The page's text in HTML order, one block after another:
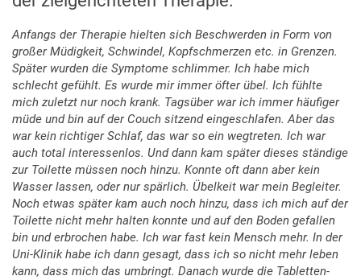
Anfangs der Therapie hielten sich Beschwerden in Form von
großer Müdigkeit, Schwindel, Kopfschmerzen etc. in Grenzen.
Später wurden die Symptome schlimmer. Ich habe mich
schlecht gefühlt. Es wurde mir immer öfter übel. Ich fühlte
mich zuletzt nur noch krank. Tagsüber war ich immer häufiger
müde und bin auf der Couch sitzend eingeschlafen. Aber das
war kein richtiger Schlaf, das war so ein wegtreten. Ich war
auch total interessenlos. Und dann kam später dieses ständige
zur Toilette müssen noch hinzu. Konnte oft dann aber kein
Wasser lassen, oder nur spärlich. Übelkeit war mein Begleiter.
Noch etwas später kam auch noch hinzu, dass ich mich auf der
Toilette nicht mehr halten konnte und auf den Boden gefallen
bin und erbrochen habe. Ich war fast kein Mensch mehr. In der
Uni-Klinik habe ich dann gesagt, dass ich so nicht mehr leben
kann, dass mich das umbringt. Danach wurde die Tabletten-